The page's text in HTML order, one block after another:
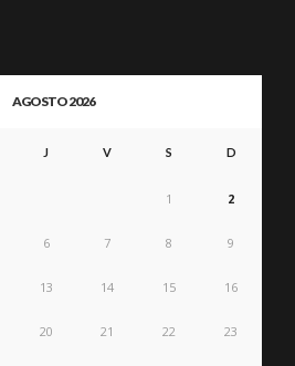
AGOSTO 2026
J V S D
1 2
6 7 8 9
13 14 15 16
20 21 22 23